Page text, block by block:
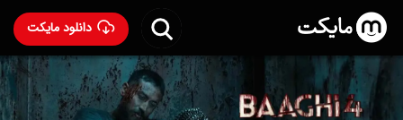
دانلود مایکت
فیلم هندی یاغی ۴